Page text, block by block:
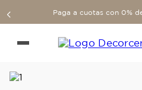
Paga a cuotas con 0%